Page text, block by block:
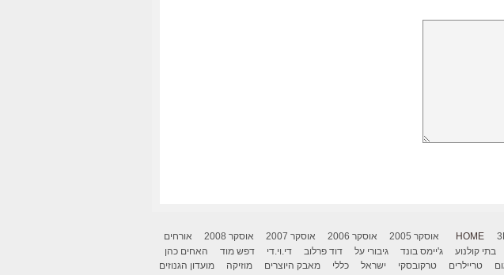
HOME אוסקר 2005 אוסקר 2006 אוסקר 2007 אוסקר 2008
אורחים
בתי קולנוע ג'יימס בונד גיבורי על דוד פרלוב די.וי.די דפש מוד
האחים כהן
טריילרים טרקובסקי ישראל כללי מאבק היוצרים מוזיקה
מועדון הגנוזים